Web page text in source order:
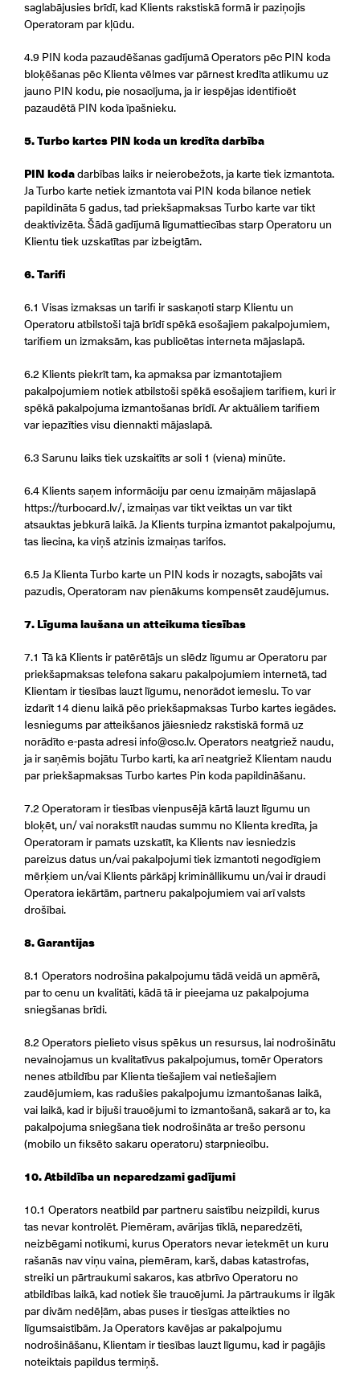
saglabājusies brīdī, kad Klients rakstiskā formā ir paziņojis
Operatoram par kļūdu.
4.9 PIN koda pazaudēšanas gadījumā Operators pēc PIN koda
bloķēšanas pēc Klienta vēlmes var pārnest kredīta atlikumu uz
jauno PIN kodu, pie nosacījuma, ja ir iespējas identificēt
pazaudētā PIN koda īpašnieku.
5. Turbo kartes PIN koda un kredīta darbība
PIN kodadarbības laiks ir neierobežots, ja karte tiek izmantota.
Ja Turbo karte netiek izmantota vai PIN koda bilance netiek
papildināta 5 gadus, tad priekšapmaksas Turbo karte var tikt
deaktivizēta. Šādā gadījumā līgumattiecības starp Operatoru un
Klientu tiek uzskatītas par izbeigtām.
6. Tarifi
6.1 Visas izmaksas un tarifi ir saskaņoti starp Klientu un
Operatoru atbilstoši tajā brīdī spēkā esošajiem pakalpojumiem,
tarifiem un izmaksām, kas publicētas interneta mājaslapā.
6.2 Klients piekrīt tam, ka apmaksa par izmantotajiem
pakalpojumiem notiek atbilstoši spēkā esošajiem tarifiem, kuri ir
spēkā pakalpojuma izmantošanas brīdī. Ar aktuāliem tarifiem
var iepazīties visu diennakti mājaslapā.
6.3 Sarunu laiks tiek uzskaitīts ar soli 1 (viena) minūte.
6.4 Klients saņem informāciju par cenu izmaiņām mājaslapā
https://turbocard.lv/, izmaiņas var tikt veiktas un var tikt
atsauktas jebkurā laikā. Ja Klients turpina izmantot pakalpojumu,
tas liecina, ka viņš atzinis izmaiņas tarifos.
6.5 Ja Klienta Turbo karte un PIN kods ir nozagts, sabojāts vai
pazudis, Operatoram nav pienākums kompensēt zaudējumus.
7. Līguma laušana un atteikuma tiesības
7.1 Tā kā Klients ir patērētājs un slēdz līgumu ar Operatoru par
priekšapmaksas telefona sakaru pakalpojumiem internetā, tad
Klientam ir tiesības lauzt līgumu, nenorādot iemeslu. To var
izdarīt 14 dienu laikā pēc priekšapmaksas Turbo kartes iegādes.
Iesniegums par atteikšanos jāiesniedz rakstiskā formā uz
norādīto e-pasta adresiinfo@csc.lv. Operators neatgriež naudu,
ja ir saņēmis bojātu Turbo karti, ka arī neatgriež Klientam naudu
par priekšapmaksas Turbo kartes Pin koda papildināšanu.
7.2 Operatoram ir tiesības vienpusējā kārtā lauzt līgumu un
bloķēt, un/ vai norakstīt naudas summu no Klienta kredīta, ja
Operatoram ir pamats uzskatīt, ka Klients nav iesniedzis
pareizus datus un/vai pakalpojumi tiek izmantoti negodīgiem
mērķiem un/vai Klients pārkāpj krimināllikumu un/vai ir draudi
Operatora iekārtām, partneru pakalpojumiem vai arī valsts
drošībai.
8. Garantijas
8.1 Operators nodrošina pakalpojumu tādā veidā un apmērā,
par to cenu un kvalitāti, kādā tā ir pieejama uz pakalpojuma
sniegšanas brīdi.
8.2 Operators pielieto visus spēkus un resursus, lai nodrošinātu
nevainojamus un kvalitatīvus pakalpojumus, tomēr Operators
nenes atbildību par Klienta tiešajiem vai netiešajiem
zaudējumiem, kas radušies pakalpojumu izmantošanas laikā,
vai laikā, kad ir bijuši traucējumi to izmantošanā, sakarā ar to, ka
pakalpojuma sniegšana tiek nodrošināta ar trešo personu
(mobilo un fiksēto sakaru operatoru) starpniecību.
10. Atbildība un neparedzami gadījumi
10.1 Operators neatbild par partneru saistību neizpildi, kurus
tas nevar kontrolēt. Piemēram, avārijas tīklā, neparedzēti,
neizbēgami notikumi, kurus Operators nevar ietekmēt un kuru
rašanās nav viņu vaina, piemēram, karš, dabas katastrofas,
streiki un pārtraukumi sakaros, kas atbrīvo Operatoru no
atbildības laikā, kad notiek šie traucējumi. Ja pārtraukums ir ilgāk
par divām nedēļām, abas puses ir tiesīgas atteikties no
līgumsaistībām. Ja Operators kavējas ar pakalpojumu
nodrošināšanu, Klientam ir tiesības lauzt līgumu, kad ir pagājis
noteiktais papildus termiņš.